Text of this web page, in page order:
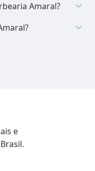
Amaral?
e